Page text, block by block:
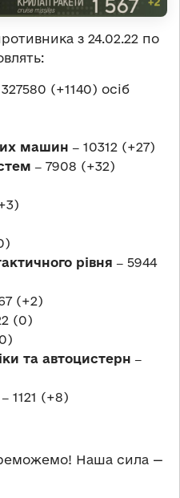
з 24.02.22 по
327580 (+1140) осіб
машин ‒ 10312 (+27)
‒ 7908 (+32)
рівня ‒ 5944
(+2)
(0)
та автоцистерн ‒
1121 (+8)
Наша сила —